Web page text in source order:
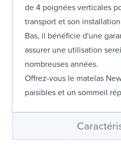
de 4 poignées verticales
transport et son
Bas, il bénéficie d'une
assurer une utilisation
nombreuses années.
Offrez-vous le matelas
paisibles et un sommeil